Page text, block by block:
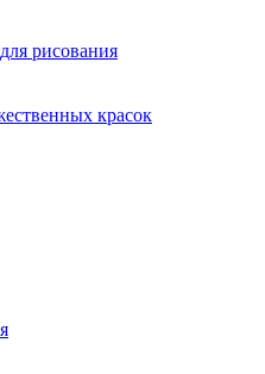
рисования
красок